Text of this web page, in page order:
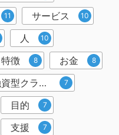
11 サービス 10
人 10
特徴 8 お金 8
融資型クラウドファンディング 7
目的 7
支援 7